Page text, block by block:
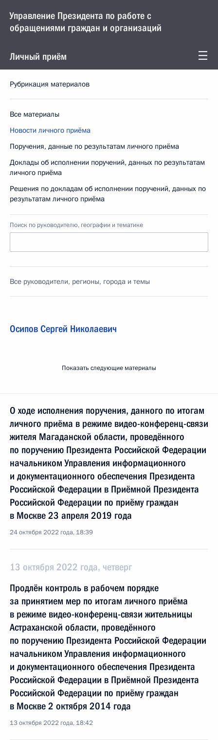
Управление Президента по работе с
обращениями граждан и организаций
Личный приём
Рубрикация материалов
Все материалы
Новости личного приёма
Поручения, данные по результатам личного приёма
Доклады об исполнении поручений, данных по результатам
личного приёма
Решения по докладам об исполнении поручений, данных по
результатам личного приёма
Поиск по руководителю, географии и тематике
Все руководители, регионы, города и темы
Осипов Сергей Николаевич
Показать следующие материалы
О ходе исполнения поручения, данного по итогам
личного приёма в режиме видео-конференц-связи
жителя Магаданской области, проведённого
по поручению Президента Российской Федерации
начальником Управления информационного
и документационного обеспечения Президента
Российской Федерации в Приёмной Президента
Российской Федерации по приёму граждан
в Москве 23 апреля 2019 года
24 октября 2022 года, 18:39
13 октября 2022 года, четверг
Продлён контроль в рабочем порядке
за принятием мер по итогам личного приёма
в режиме видео-конференц-связи жительницы
Астраханской области, проведённого
по поручению Президента Российской Федерации
начальником Управления информационного
и документационного обеспечения Президента
Российской Федерации в Приёмной Президента
Российской Федерации по приёму граждан
в Москве 2 октября 2014 года
13 октября 2022 года, 18:42